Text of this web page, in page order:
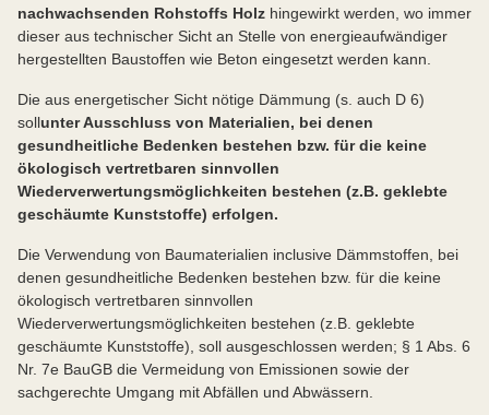
nachwachsenden Rohstoffs Holz hingewirkt werden, wo immer
dieser aus technischer Sicht an Stelle von energieaufwändiger
hergestellten Baustoffen wie Beton eingesetzt werden kann.
Die aus energetischer Sicht nötige Dämmung (s. auch D 6)
sollunter Ausschluss von Materialien, bei denen
gesundheitliche Bedenken bestehen bzw. für die keine
ökologisch vertretbaren sinnvollen
Wiederverwertungsmöglichkeiten bestehen (z.B. geklebte
geschäumte Kunststoffe) erfolgen.
Die Verwendung von Baumaterialien inclusive Dämmstoffen, bei
denen gesundheitliche Bedenken bestehen bzw. für die keine
ökologisch vertretbaren sinnvollen
Wiederverwertungsmöglichkeiten bestehen (z.B. geklebte
geschäumte Kunststoffe), soll ausgeschlossen werden; § 1 Abs. 6
Nr. 7e BauGB die Vermeidung von Emissionen sowie der
sachgerechte Umgang mit Abfällen und Abwässern.